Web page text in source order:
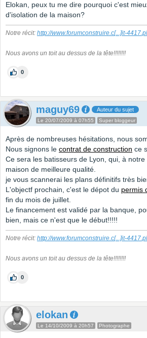
Elokan, peux tu me dire pourquoi c'est
d'isolation de la maison?
Notre récit: http://www.forumconstruire.c[...]it-
Nous avons un toit au dessus de la tête!!!!!!!!
0
maguy69 Auteur du sujet
Le 20/07/2009 à 07h55 Super bloggeur
Après de nombreuses hésitations, nous
Nous signons le contrat de construction ce
Ce sera les batisseurs de Lyon, qui, à
maison de meilleure qualité.
je vous scannerai les plans définitifs très
L'objectf prochain, c'est le dépot du permis
fin du mois de juillet.
Le financement est validé par la banque,
bien, mais ce n'est que le début!!!!!
Notre récit: http://www.forumconstruire.c[...]it-
Nous avons un toit au dessus de la tête!!!!!!!!
0
elokan
Le 14/10/2009 à 20h57 Photographe